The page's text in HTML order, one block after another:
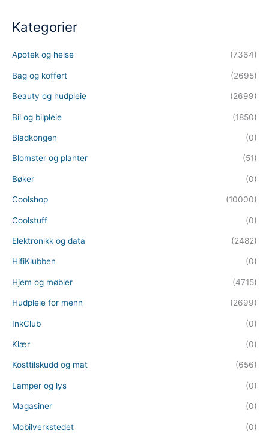
Kategorier
Apotek og helse (7364)
Bag og koffert (2695)
Beauty og hudpleie (2699)
Bil og bilpleie (1850)
Bladkongen (0)
Blomster og planter (51)
Bøker (0)
Coolshop (10000)
Coolstuff (0)
Elektronikk og data (2482)
HifiKlubben (0)
Hjem og møbler (4715)
Hudpleie for menn (2699)
InkClub (0)
Klær (0)
Kosttilskudd og mat (656)
Lamper og lys (0)
Magasiner (0)
Mobilverkstedet (0)